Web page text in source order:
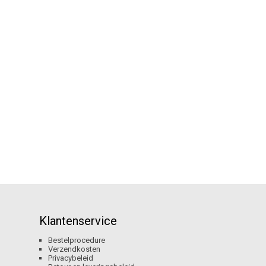
Klantenservice
Bestelprocedure
Verzendkosten
Privacybeleid